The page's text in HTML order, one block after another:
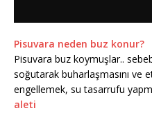
Pisuvara neden buz konur?
Pisuvara buz koymuşlar..
soğutarak buharlaşmasını ve
engellemek, su tasarrufu
aleti